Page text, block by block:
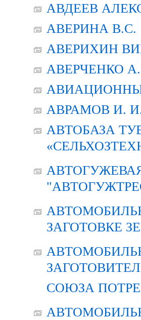
АВДЕЕВ
АВЕРИНА B.C.
АВЕРИХИН
АВЕРЧЕНКО А.
АВРАМОВ И.
АВТОБАЗА
ЗАГОТОВКЕ
СОЮЗА